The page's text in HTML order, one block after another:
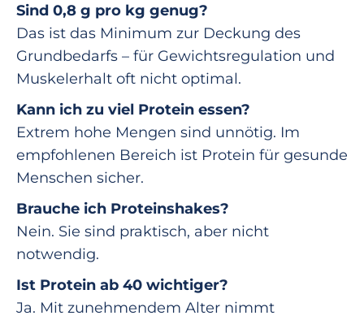
Sind 0,8 g pro kg genug?
Das ist das Minimum zur Deckung des
Grundbedarfs – für Gewichtsregulation und
Muskelerhalt oft nicht optimal.
Kann ich zu viel Protein essen?
Extrem hohe Mengen sind unnötig. Im
empfohlenen Bereich ist Protein für gesunde
Menschen sicher.
Brauche ich Proteinshakes?
Nein. Sie sind praktisch, aber nicht
notwendig.
Ist Protein ab 40 wichtiger?
Ja. Mit zunehmendem Alter nimmt